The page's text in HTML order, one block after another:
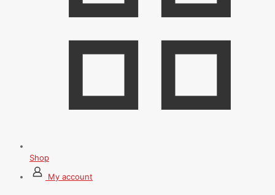
Shop
My account